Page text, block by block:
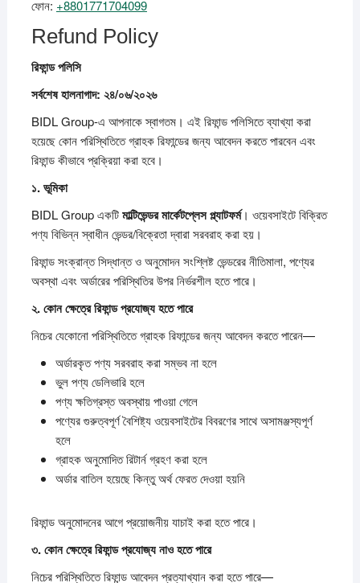
ফোন: +8801771704099
Refund Policy
রিফান্ডপলিসি
সর্বশেষহালনাগাদ: ২৪/০৬/২০২৬
BIDL Group-এ আপনাকে স্বাগতম। এই রিফান্ড পলিসিতে ব্যাখ্যা করা
হয়েছে কোন পরিস্থিতিতে গ্রাহক রিফান্ডের জন্য আবেদন করতে পারবেন এবং
রিফান্ড কীভাবে প্রক্রিয়া করা হবে।
১.ভূমিকা
BIDL Group একটিমাল্টিভেন্ডরমার্কেটপ্লেসপ্ল্যাটফর্ম। ওয়েবসাইটে বিক্রিত
পণ্য বিভিন্ন স্বাধীন ভেন্ডর/বিক্রেতা দ্বারা সরবরাহ করা হয়।
রিফান্ড সংক্রান্ত সিদ্ধান্ত ও অনুমোদন সংশ্লিষ্ট ভেন্ডরের নীতিমালা, পণ্যের
অবস্থা এবং অর্ডারের পরিস্থিতির উপর নির্ভরশীল হতে পারে।
২.কোনক্ষেত্রেরিফান্ডপ্রযোজ্যহতেপারে
নিচের যেকোনো পরিস্থিতিতে গ্রাহক রিফান্ডের জন্য আবেদন করতে পারেন—
অর্ডারকৃত পণ্য সরবরাহ করা সম্ভব না হলে
ভুল পণ্য ডেলিভারি হলে
পণ্য ক্ষতিগ্রস্ত অবস্থায় পাওয়া গেলে
পণ্যের গুরুত্বপূর্ণ বৈশিষ্ট্য ওয়েবসাইটের বিবরণের সাথে অসামঞ্জস্যপূর্ণ
হলে
গ্রাহক অনুমোদিত রিটার্ন গ্রহণ করা হলে
অর্ডার বাতিল হয়েছে কিন্তু অর্থ ফেরত দেওয়া হয়নি
রিফান্ড অনুমোদনের আগে প্রয়োজনীয় যাচাই করা হতে পারে।
৩.কোনক্ষেত্রেরিফান্ডপ্রযোজ্যনাওহতেপারে
নিচের পরিস্থিতিতে রিফান্ড আবেদন প্রত্যাখ্যান করা হতে পারে—